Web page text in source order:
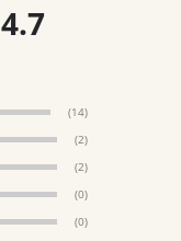
4.7
(14)
(2)
(2)
(0)
(0)